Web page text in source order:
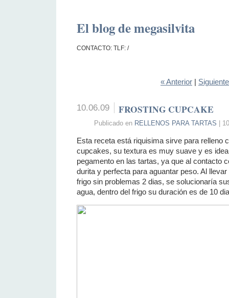
El blog de megasilvita
CONTACTO: TLF: /
« Anterior
10.06.09 FROSTING CUPCAKE
Publicado en RELLENOS PARA TARTAS |
Esta receta está riquisima sirve para relleno
cupcakes, su textura es muy suave y es
pegamento en las tartas, ya que al contacto
durita y perfecta para aguantar peso. Al
frigo sin problemas 2 dias, se solucionaría
agua, dentro del frigo su duración es de 10